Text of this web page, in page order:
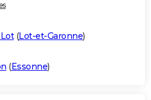
(Lot-et-Garonne)
(Essonne)